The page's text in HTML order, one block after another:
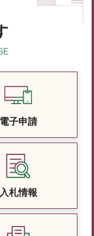
電子申請
入札情報